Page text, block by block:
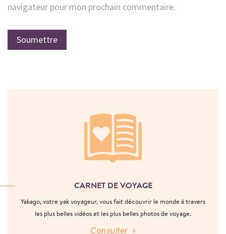
navigateur pour mon prochain commentaire.
CARNET DE VOYAGE
Yakago, votre yak voyageur, vous fait découvrir le monde à travers
les plus belles vidéos et les plus belles photos de voyage.
Consulter